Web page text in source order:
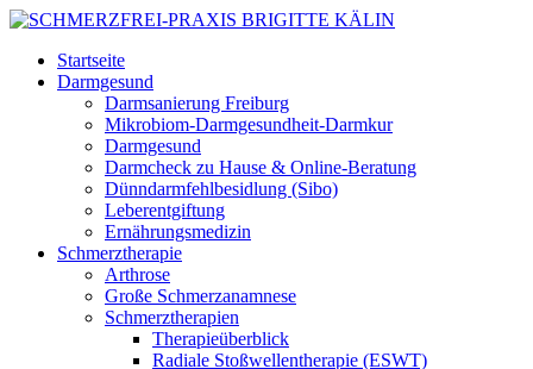
Startseite
Darmgesund
Darmsanierung Freiburg
Mikrobiom-Darmgesundheit-Darmkur
Darmgesund
Darmcheck zu Hause & Online-Beratung
Dünndarmfehlbesidlung (Sibo)
Leberentgiftung
Ernährungsmedizin
Schmerztherapie
Arthrose
Große Schmerzanamnese
Schmerztherapien
Therapieüberblick
Radiale Stoßwellentherapie (ESWT)